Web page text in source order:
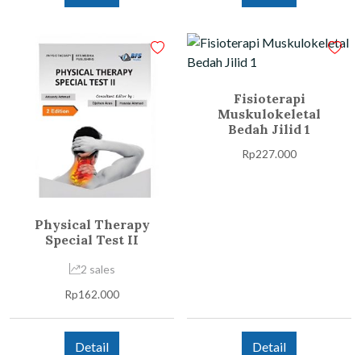
Physical Therapy
Special Test II
2 sales
Rp162.000
Detail
Fisioterapi
Muskulokeletal
Bedah Jilid 1
Rp227.000
Detail